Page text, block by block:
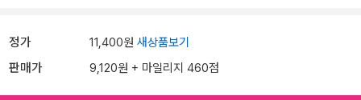
정가 11,400원 새상품보기
판매가 9,120원 + 마일리지 460점